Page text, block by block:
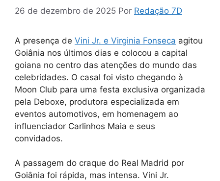
26 de dezembro de 2025 Por Redação 7D
A presença de Vini Jr. e Virginia Fonseca agitou
Goiânia nos últimos dias e colocou a capital
goiana no centro das atenções do mundo das
celebridades. O casal foi visto chegando à
Moon Club para uma festa exclusiva organizada
pela Deboxe, produtora especializada em
eventos automotivos, em homenagem ao
influenciador Carlinhos Maia e seus
convidados.
A passagem do craque do Real Madrid por
Goiânia foi rápida, mas intensa. Vini Jr.